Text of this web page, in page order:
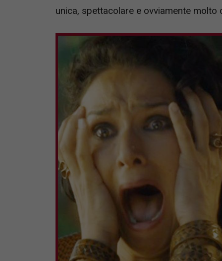
unica, spettacolare e ovviamente molto